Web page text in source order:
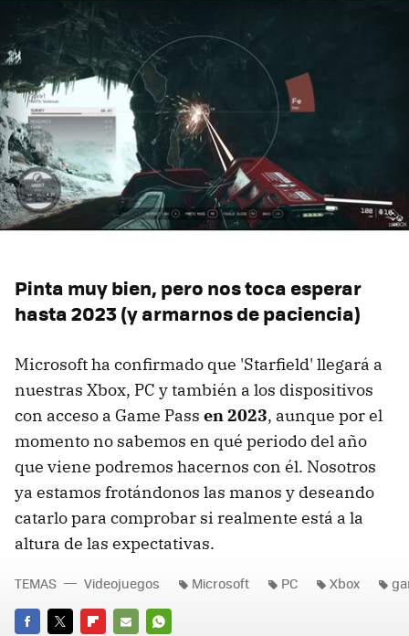
Pinta muy bien, pero nos toca esperar
hasta 2023 (y armarnos de paciencia)
Microsoft ha confirmado que 'Starfield' llegará a
nuestras Xbox, PC y también a los dispositivos
con acceso a Game Pass en 2023, aunque por el
momento no sabemos en qué periodo del año
que viene podremos hacernos con él. Nosotros
ya estamos frotándonos las manos y deseando
catarlo para comprobar si realmente está a la
altura de las expectativas.
TEMAS Videojuegos Microsoft PC Xbox